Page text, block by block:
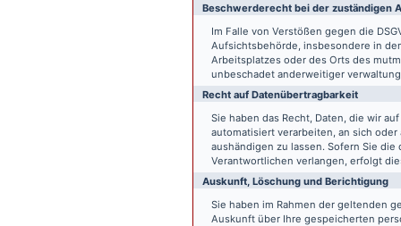
Beschwerde­recht bei der zuständigen
Im Falle von Verstößen gegen die
Aufsichtsbehörde, insbesondere in
Arbeitsplatzes oder des Orts des
unbeschadet anderweitiger
Recht auf Daten­übertrag­barkeit
Sie haben das Recht, Daten, die wir
automatisiert verarbeiten, an sich
aushändigen zu lassen. Sofern Sie
Verantwortlichen verlangen, erfolgt
Auskunft, Löschung und Berichtigung
Sie haben im Rahmen der geltenden
Auskunft über Ihre gespeicherten